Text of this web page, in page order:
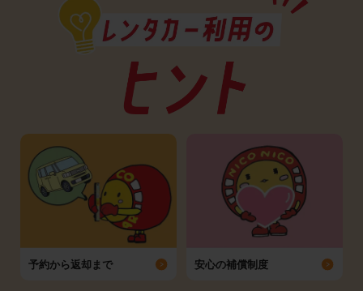
予約から返却まで 安心の補償制度